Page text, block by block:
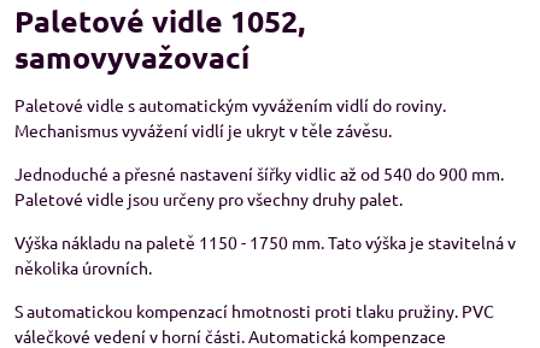
Paletové vidle 1052,
samovyvažovací
Paletové vidle s automatickým vyvážením vidlí do roviny.
Mechanismus vyvážení vidlí je ukryt v těle závěsu.
Jednoduché a přesné nastavení šířky vidlic až od 540 do 900 mm.
Paletové vidle jsou určeny pro všechny druhy palet.
Výška nákladu na paletě 1150 - 1750 mm. Tato výška je stavitelná v
několika úrovních.
S automatickou kompenzací hmotnosti proti tlaku pružiny. PVC
válečkové vedení v horní části. Automatická kompenzace